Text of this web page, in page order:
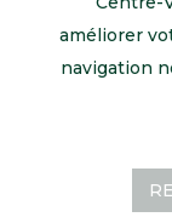
améliorer
navigation